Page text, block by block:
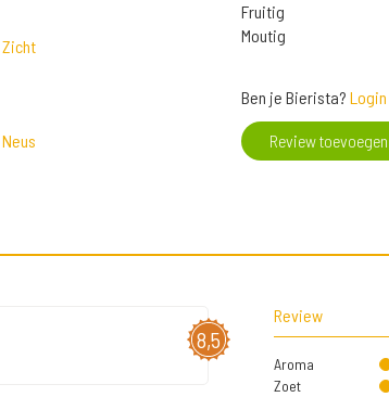
Zicht
Neus
Fruitig
Moutig
Ben je Bierista? Login
Review toevoegen
8,5
Review
Aroma
Zoet